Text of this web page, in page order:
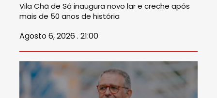
Vila Chã de Sá inaugura novo lar e creche após
mais de 50 anos de história
Agosto 6, 2026 . 21:00